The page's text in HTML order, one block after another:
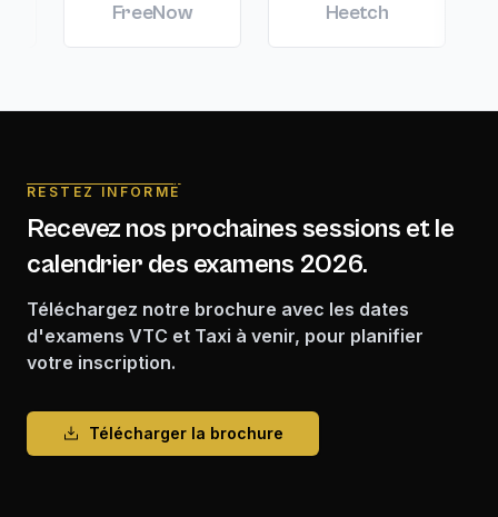
RESTEZ INFORMÉ
Recevez nos prochaines sessions et le
calendrier des examens 2026.
Téléchargez notre brochure avec les dates
d'examens VTC et Taxi à venir, pour planifier
votre inscription.
Télécharger la brochure